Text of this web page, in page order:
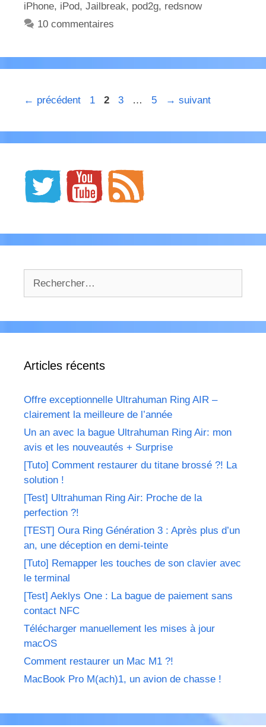
iPhone, iPod, Jailbreak, pod2g, redsnow
10 commentaires
← précédent Page
1 Page
2 Page
3 … Page
5 → suivant
Articles récents
Offre exceptionnelle Ultrahuman Ring AIR –
clairement la meilleure de l’année
Un an avec la bague Ultrahuman Ring Air: mon
avis et les nouveautés + Surprise
[Tuto] Comment restaurer du titane brossé ?! La
solution !
[Test] Ultrahuman Ring Air: Proche de la
perfection ?!
[TEST] Oura Ring Génération 3 : Après plus d’un
an, une déception en demi-teinte
[Tuto] Remapper les touches de son clavier avec
le terminal
[Test] Aeklys One : La bague de paiement sans
contact NFC
Télécharger manuellement les mises à jour
macOS
Comment restaurer un Mac M1 ?!
MacBook Pro M(ach)1, un avion de chasse !